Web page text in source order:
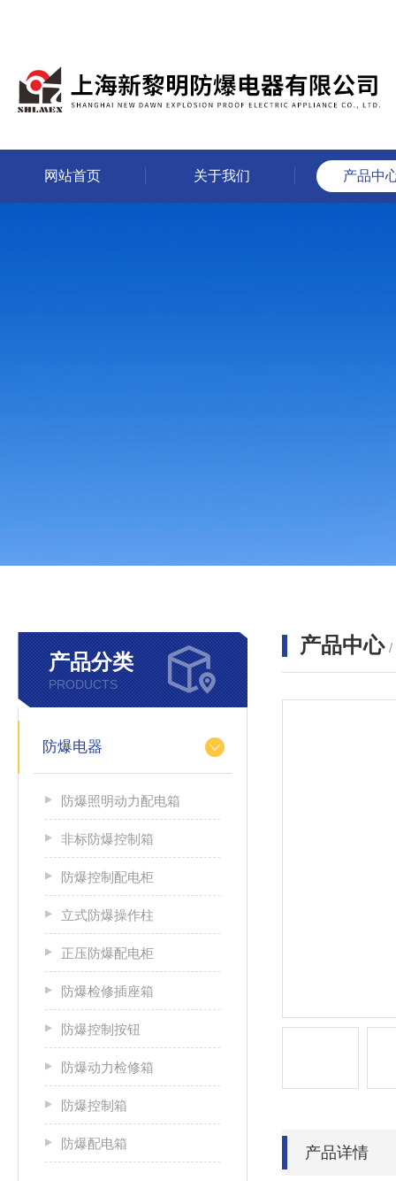
网站首页 关于我们 产品中
产品分类
PRODUCTS
防爆电器
防爆照明动力配电箱
非标防爆控制箱
防爆控制配电柜
立式防爆操作柱
正压防爆配电柜
防爆检修插座箱
防爆控制按钮
防爆动力检修箱
防爆控制箱
防爆配电箱
产品中心 /
产品详情